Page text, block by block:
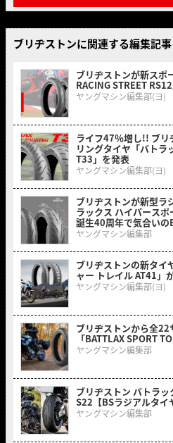
ブリヂストンに関連する編集記事
ブリヂストンが新スポ
RACING STREET
ヤングマシン編集部(ヨ)
ライフ47％増し!! ブリ
リングタイヤ「バトラ
T33」を発表
ヤングマシン編集部(ヨ)
ブリヂストンが新型ラ
ラックス ハイパース
誕生40周年で気合いの
ヤングマシン編集部
ブリヂストンの新タイ
ャー トレイル AT41」
ヤングマシン編集部(ヨ)
ブリヂストンから全
「BATTLAX SPORT
ヤングマシン編集部
ブリヂストン バトラ
S22【BSラジアルタイ
ヤングマシン編集部